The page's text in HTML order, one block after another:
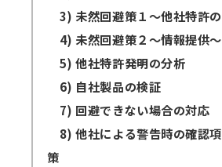
3) 未然回避策１～他社特許
4) 未然回避策２～情報提供～
5) 他社特許発明の分析
6) 自社製品の検証
7) 回避できない場合の対応
8) 他社による警告時の確認
策